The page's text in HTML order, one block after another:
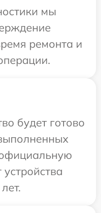
мы
ремонта и
будет готово